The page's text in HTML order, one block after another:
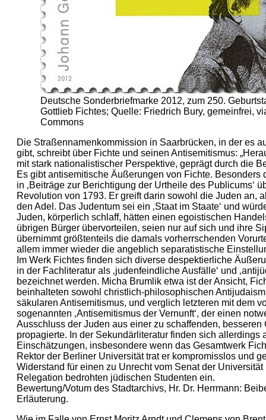
Deutsche Sonderbriefmarke 2012, zum 250.
Gottlieb Fichtes; Quelle: Friedrich Bury, gemeinfrei,
Commons
Die Straßennamenkommission in Saarbrücken, in der es
gibt, schreibt über Fichte und seinen Antisemitismus:
mit stark nationalistischer Perspektive, geprägt durch die
Es gibt antisemitische Äußerungen von Fichte. Besonders
in ‚Beiträge zur Berichtigung der Urtheile des Publicums‘
Revolution von 1793. Er greift darin sowohl die Juden an,
den Adel. Das Judentum sei ein ‚Staat im Staate‘ und
Juden, körperlich schlaff, hätten einen egoistischen
übrigen Bürger übervorteilen, seien nur auf sich und ihre
übernimmt größtenteils die damals vorherrschenden
allem immer wieder die angeblich separatistische
Im Werk Fichtes finden sich diverse despektierliche
in der Fachliteratur als ‚judenfeindliche Ausfälle‘ und
bezeichnet werden. Micha Brumlik etwa ist der Ansicht,
beinhalteten sowohl christlich-philosophischen
säkularen Antisemitismus, und verglich letzteren mit dem
sogenannten ‚Antisemitismus der Vernunft‘, der einen
Ausschluss der Juden aus einer zu schaffenden, besseren
propagierte. In der Sekundärliteratur finden sich allerdings
Einschätzungen, insbesondere wenn das Gesamtwerk
Rektor der Berliner Universität trat er kompromisslos und
Widerstand für einen zu Unrecht vom Senat der Universität
Relegation bedrohten jüdischen Studenten ein.
Bewertung/Votum des Stadtarchivs, Hr. Dr. Herrmann:
Erläuterung.